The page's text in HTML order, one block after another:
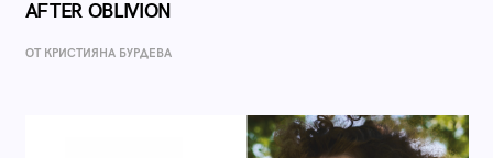
AFTER OBLIVION
ОТ КРИСТИЯНА БУРДЕВА